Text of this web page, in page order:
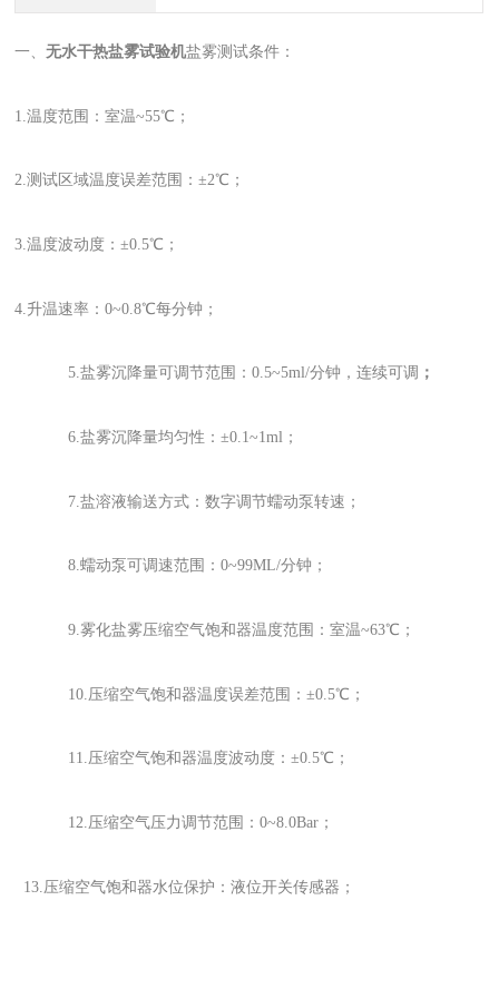
一、无水干热盐雾试验机盐雾测试条件：
1.温度范围：室温~55℃；
2.测试区域温度误差范围：±2℃；
3.温度波动度：±0.5℃；
4.升温速率：0~0.8℃每分钟；
5.盐雾沉降量可调节范围：0.5~5ml/分钟，连续可调 ；
6.盐雾沉降量均匀性：±0.1~1ml；
7.盐溶液输送方式：数字调节蠕动泵转速；
8.蠕动泵可调速范围：0~99ML/分钟；
9.雾化盐雾压缩空气饱和器温度范围：室温~63℃；
10.压缩空气饱和器温度误差范围：±0.5℃；
11.压缩空气饱和器温度波动度：±0.5℃；
12.压缩空气压力调节范围：0~8.0Bar；
13.压缩空气饱和器水位保护：液位开关传感器；